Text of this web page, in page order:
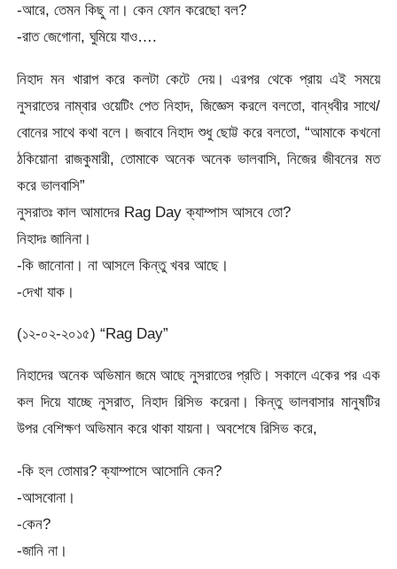
-আরে, তেমন কিছু না। কেন ফোন করেছো বল?
-রাত জেগোনা, ঘুমিয়ে যাও….
নিহাদ মন খারাপ করে কলটা কেটে দেয়। এরপর থেকে প্রায় এই সময়ে
নুসরাতের নাম্বার ওয়েটিং পেত নিহাদ, জিজ্ঞেস করলে বলতো, বান্ধবীর সাথে/
বোনের সাথে কথা বলে। জবাবে নিহাদ শুধু ছোট্ট করে বলতো, “আমাকে কখনো
ঠকিয়োনা রাজকুমারী, তোমাকে অনেক অনেক ভালবাসি, নিজের জীবনের মত
করে ভালবাসি”
নুসরাতঃ কাল আমাদের Rag Day ক্যাম্পাস আসবে তো?
নিহাদঃ জানিনা।
-কি জানোনা। না আসলে কিন্তু খবর আছে।
-দেখা যাক।
(১২-০২-২০১৫) “Rag Day”
নিহাদের অনেক অভিমান জমে আছে নুসরাতের প্রতি। সকালে একের পর এক
কল দিয়ে যাচ্ছে নুসরাত, নিহাদ রিসিভ করেনা। কিন্তু ভালবাসার মানুষটির
উপর বেশিক্ষণ অভিমান করে থাকা যায়না। অবশেষে রিসিভ করে,
-কি হল তোমার? ক্যাম্পাসে আসোনি কেন?
-আসবোনা।
-কেন?
-জানি না।